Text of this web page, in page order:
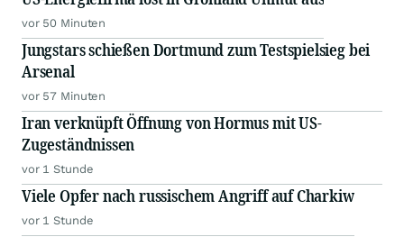
vor 50 Minuten
Jungstars schießen Dortmund zum Testspielsieg bei
Arsenal
vor 57 Minuten
Iran verknüpft Öffnung von Hormus mit US-
Zugeständnissen
vor 1 Stunde
Viele Opfer nach russischem Angriff auf Charkiw
vor 1 Stunde